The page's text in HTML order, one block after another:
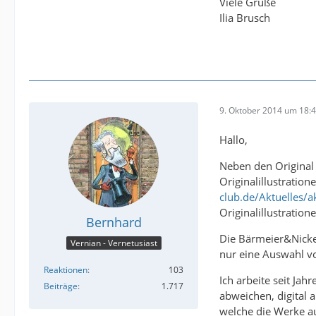
Ilia Brusch
Bernhard
Vernian - Vernetusiast
Reaktionen
103
Beiträge
1.717
9. Oktober 2014 um
Hallo,
Neben den
club.de/Aktuelles/
Die
nur eine Auswahl
Ich arbeite seit
abweichen, digital
welche die Werke